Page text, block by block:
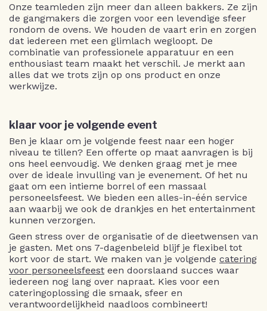
Onze teamleden zijn meer dan alleen bakkers. Ze zijn
de gangmakers die zorgen voor een levendige sfeer
rondom de ovens. We houden de vaart erin en zorgen
dat iedereen met een glimlach wegloopt. De
combinatie van professionele apparatuur en een
enthousiast team maakt het verschil. Je merkt aan
alles dat we trots zijn op ons product en onze
werkwijze.
klaar voor je volgende event
Ben je klaar om je volgende feest naar een hoger
niveau te tillen? Een offerte op maat aanvragen is bij
ons heel eenvoudig. We denken graag met je mee
over de ideale invulling van je evenement. Of het nu
gaat om een intieme borrel of een massaal
personeelsfeest. We bieden een alles-in-één service
aan waarbij we ook de drankjes en het entertainment
kunnen verzorgen.
Geen stress over de organisatie of de dieetwensen van
je gasten. Met ons 7-dagenbeleid blijf je flexibel tot
kort voor de start. We maken van je volgende catering
voor personeelsfeest een doorslaand succes waar
iedereen nog lang over napraat. Kies voor een
cateringoplossing die smaak, sfeer en
verantwoordelijkheid naadloos combineert!